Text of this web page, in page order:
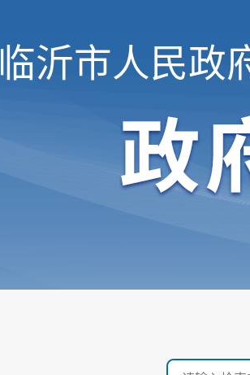
临沂市人民政